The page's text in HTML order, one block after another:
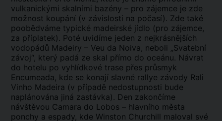
vulkanickými skalními bazény – pro zájemce je zde
možnost koupání (v závislosti na počasí). Zde také
poobědváme typické madeirské jídlo (pro zájemce,
za příplatek). Poté uvidíme jeden z nejkrásnějších
vodopádů Madeiry – Veu da Noiva, neboli „Svatební
závoj“, který padá ze skal přímo do oceánu. Návrat
do hotelu po vyhlídkové trase přes průsmyk
Encumeada, kde se konají slavné rallye závody Rali
Vinho Madeira (v případě nedostupnosti bude
naplánována jiná zastávka). Den zakončíme
návštěvou Camara do Lobos – hlavního města
ponchy a espady, kde Winston Churchill maloval své